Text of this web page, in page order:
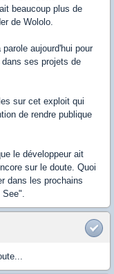
beaucoup plus de
de Wololo.
aujourd'hui pour
ses projets de
sur cet exploit qui
de rendre publique
le développeur ait
sur le doute. Quoi
dans les prochains
See".